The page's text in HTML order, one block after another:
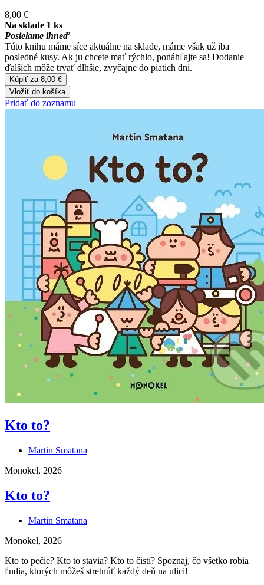
8,00 €
Na sklade 1 ks
Posielame ihneď
Túto knihu máme síce aktuálne na sklade, máme však už iba
posledné kusy. Ak ju chcete mať rýchlo, ponáhľajte sa! Dodanie
ďalších môže trvať dlhšie, zvyčajne do piatich dní.
Kúpiť za 8,00 €
Vložiť do košíka
Pridať do zoznamu
Kto to?
Martin Smatana
Monokel, 2026
Kto to?
Martin Smatana
Monokel, 2026
Kto to pečie? Kto to stavia? Kto to čistí? Spoznaj, čo všetko robia
ľudia, ktorých môžeš stretnúť každý deň na ulici!